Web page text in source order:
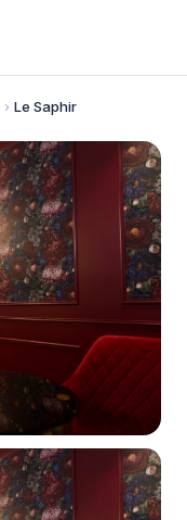
› Le Saphir